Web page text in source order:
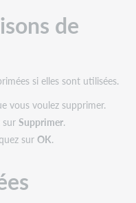
de
si elles sont utilisées.
vous voulez supprimer.
sur Supprimer.
sur OK.